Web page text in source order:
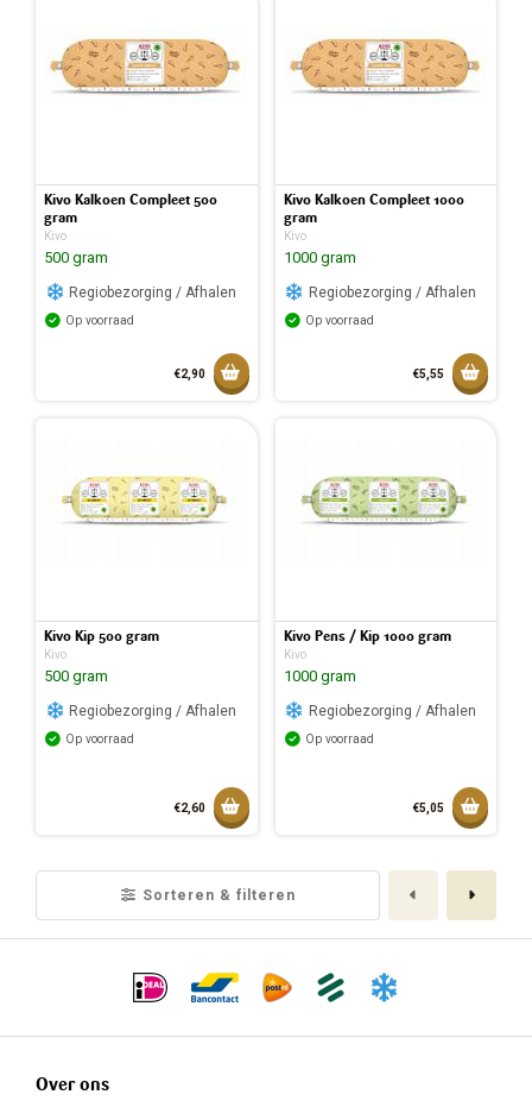
Kivo Kalkoen Compleet 500
gram
Kivo
500 gram
Regiobezorging / Afhalen
Op voorraad
€2,90 Toevoegen aan mandje
Kivo Kalkoen Compleet 1000
gram
Kivo
1000 gram
Regiobezorging / Afhalen
Op voorraad
€5,55
Kivo Kip 500 gram
Kivo
500 gram
Regiobezorging / Afhalen
Op voorraad
€2,60 Toevoegen aan mandje
Toegevoegd aan mandje
Kivo Pens / Kip 1000 gram
Kivo
1000 gram
Regiobezorging / Afhalen
Op voorraad
€5,05
Sorteren & filteren Vorige
Over ons